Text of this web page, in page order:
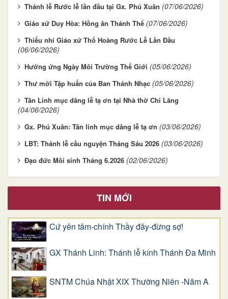
Thánh lễ Rước lễ lần đầu tại Gx. Phú Xuân (07/06/2026)
Giáo xứ Duy Hòa: Hồng ân Thánh Thể (07/06/2026)
Thiếu nhi Giáo xứ Thổ Hoàng Rước Lễ Lần Đầu
(06/06/2026)
Hưởng ứng Ngày Môi Trường Thế Giới (05/06/2026)
Thư mời Tập huấn của Ban Thánh Nhạc (05/06/2026)
Tân Linh mục dâng lễ tạ ơn tại Nhà thờ Chi Lăng
(04/06/2026)
Gx. Phú Xuân: Tân linh mục dâng lễ tạ ơn (03/06/2026)
LBT: Thánh lễ cầu nguyện Tháng Sáu 2026 (03/06/2026)
Đạo đức Môi sinh Tháng 6.2026 (02/06/2026)
TIN MỚI
Cứ yên tâm-chính Thầy đây-đừng sợ!
GX Thánh Linh: Thánh lễ kính Thánh Đa Minh
SNTM Chúa Nhật XIX Thường Niên -Năm A